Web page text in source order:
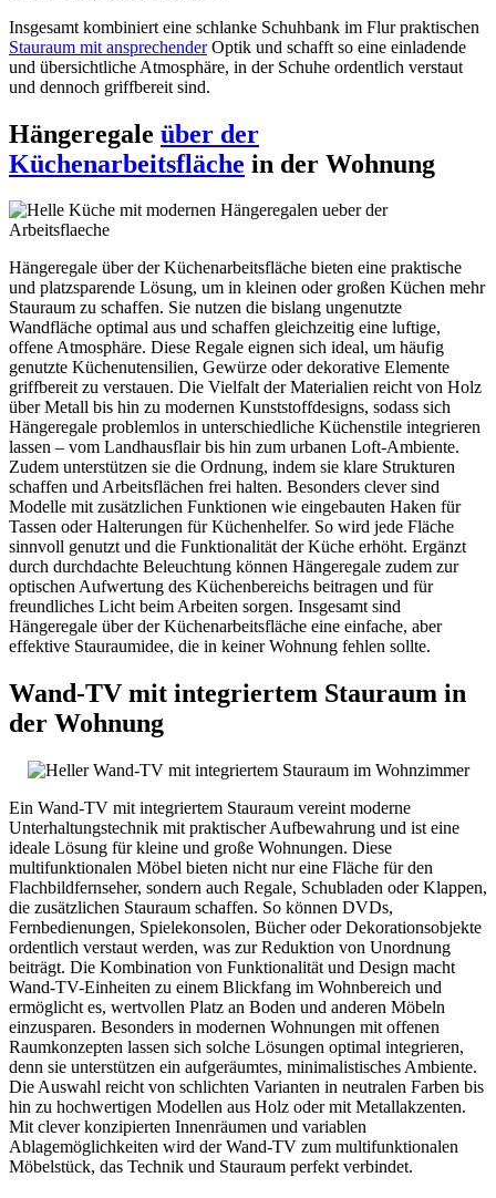
Insgesamt kombiniert eine schlanke Schuhbank im Flur praktischen
Stauraum mit ansprechenderOptik und schafft so eine einladende
und übersichtliche Atmosphäre, in der Schuhe ordentlich verstaut
und dennoch griffbereit sind.
Hängeregale über der
Küchenarbeitsfläche in der Wohnung
Hängeregale über der Küchenarbeitsfläche bieten eine praktische
und platzsparende Lösung, um in kleinen oder großen Küchen mehr
Stauraum zu schaffen. Sie nutzen die bislang ungenutzte
Wandfläche optimal aus und schaffen gleichzeitig eine luftige,
offene Atmosphäre. Diese Regale eignen sich ideal, um häufig
genutzte Küchenutensilien, Gewürze oder dekorative Elemente
griffbereit zu verstauen. Die Vielfalt der Materialien reicht von Holz
über Metall bis hin zu modernen Kunststoffdesigns, sodass sich
Hängeregale problemlos in unterschiedliche Küchenstile integrieren
lassen – vom Landhausflair bis hin zum urbanen Loft-Ambiente.
Zudem unterstützen sie die Ordnung, indem sie klare Strukturen
schaffen und Arbeitsflächen frei halten. Besonders clever sind
Modelle mit zusätzlichen Funktionen wie eingebauten Haken für
Tassen oder Halterungen für Küchenhelfer. So wird jede Fläche
sinnvoll genutzt und die Funktionalität der Küche erhöht. Ergänzt
durch durchdachte Beleuchtung können Hängeregale zudem zur
optischen Aufwertung des Küchenbereichs beitragen und für
freundliches Licht beim Arbeiten sorgen. Insgesamt sind
Hängeregale über der Küchenarbeitsfläche eine einfache, aber
effektive Stauraumidee, die in keiner Wohnung fehlen sollte.
Wand‑TV mit integriertem Stauraum in
der Wohnung
Ein Wand-TV mit integriertem Stauraum vereint moderne
Unterhaltungstechnik mit praktischer Aufbewahrung und ist eine
ideale Lösung für kleine und große Wohnungen. Diese
multifunktionalen Möbel bieten nicht nur eine Fläche für den
Flachbildfernseher, sondern auch Regale, Schubladen oder Klappen,
die zusätzlichen Stauraum schaffen. So können DVDs,
Fernbedienungen, Spielekonsolen, Bücher oder Dekorationsobjekte
ordentlich verstaut werden, was zur Reduktion von Unordnung
beiträgt. Die Kombination von Funktionalität und Design macht
Wand-TV-Einheiten zu einem Blickfang im Wohnbereich und
ermöglicht es, wertvollen Platz an Boden und anderen Möbeln
einzusparen. Besonders in modernen Wohnungen mit offenen
Raumkonzepten lassen sich solche Lösungen optimal integrieren,
denn sie unterstützen ein aufgeräumtes, minimalistisches Ambiente.
Die Auswahl reicht von schlichten Varianten in neutralen Farben bis
hin zu hochwertigen Modellen aus Holz oder mit Metallakzenten.
Mit clever konzipierten Innenräumen und variablen
Ablagemöglichkeiten wird der Wand-TV zum multifunktionalen
Möbelstück, das Technik und Stauraum perfekt verbindet.